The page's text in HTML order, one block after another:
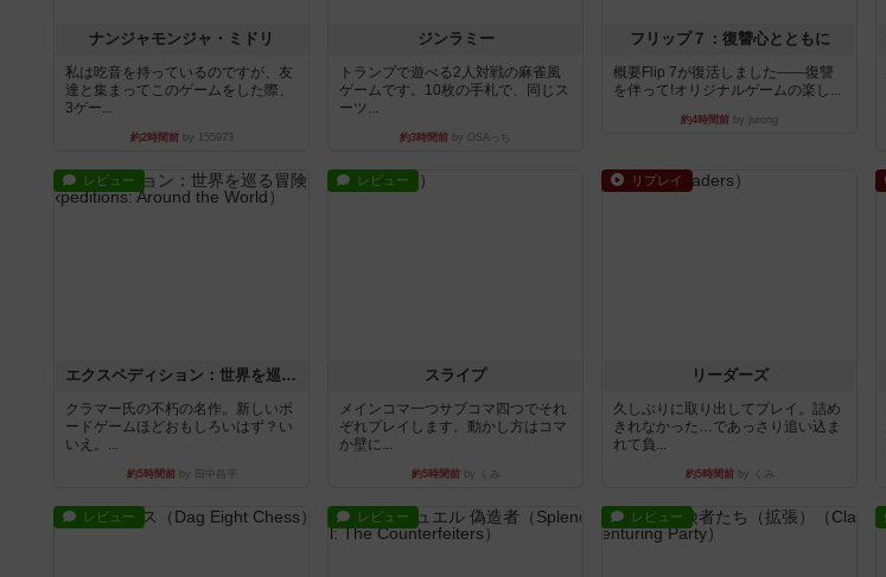
ナンジャモンジャ・ミドリ
私は吃音を持っているのですが、友
達と集まってこのゲームをした際、
3ゲー...
約2時間前by 155973
ジンラミー
トランプで遊べる2人対戦の麻雀風
ゲームです。10枚の手札で、同じス
ーツ...
約3時間前 by OSAっち
フリップ７：復讐心とともに
概要Flip 7が復活しました――復讐
を伴って!オリジナルゲームの楽し...
約4時間前 by jurong
レビュー
エクスペディション：世界を巡る冒険
クラマー氏の不朽の名作。新しいボ
ードゲームほどおもしろいはず？い
いえ。...
約5時間前by 田中昌平
レビュー
スライプ
メインコマ一つサブコマ四つでそれ
ぞれプレイします。動かし方はコマ
か壁に...
約5時間前by くみ
リプレイ
リーダーズ
久しぶりに取り出してプレイ。詰め
きれなかった…であっさり追い込ま
れて負...
約5時間前by くみ
レビュー レビュー レビュー